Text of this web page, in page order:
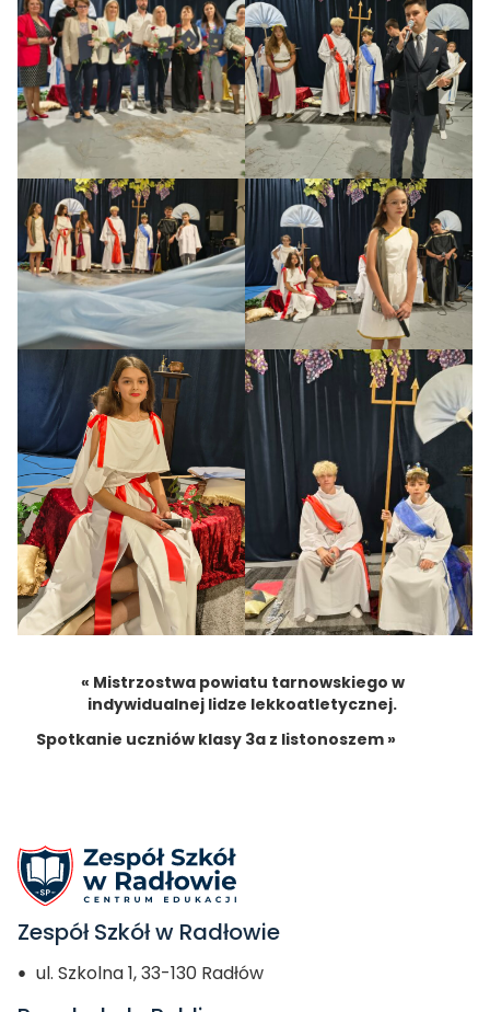
« Mistrzostwa powiatu tarnowskiego w
indywidualnej lidze lekkoatletycznej.
Spotkanie uczniów klasy 3a z listonoszem »
Zespół Szkół w Radłowie
ul. Szkolna 1, 33-130 Radłów